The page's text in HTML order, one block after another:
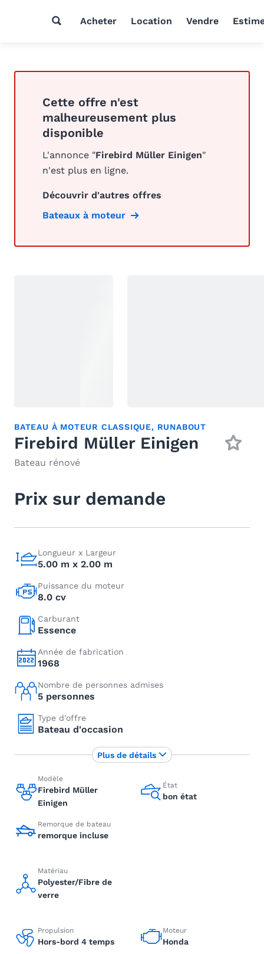
Acheter Location Vendre
Cette offre n'est
malheureusement plus
disponible
L'annonce "Firebird Müller Einigen"
n'est plus en ligne.
Découvrir d'autres offres
Bateaux à moteur
BATEAU À MOTEUR CLASSIQUE, RUNABOUT
Firebird Müller Einigen
Bateau rénové
Prix sur demande
Longueur x Largeur
5.00 m x 2.00 m
Puissance du moteur
8.0 cv
Carburant
Essence
Année de fabrication
1968
Nombre de personnes admises
5 personnes
Type d'offre
Bateau d'occasion
Modèle
Firebird Müller
Einigen
État
bon état
Remorque de bateau
remorque incluse
Matériau
Polyester/Fibre de
verre
Propulsion
Hors-bord 4 temps
Moteur
Honda
Plus de détails